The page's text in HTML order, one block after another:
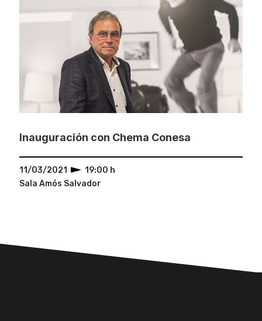
Inauguración con Chema Conesa
11/03/2021
19:00 h
Sala Amós Salvador